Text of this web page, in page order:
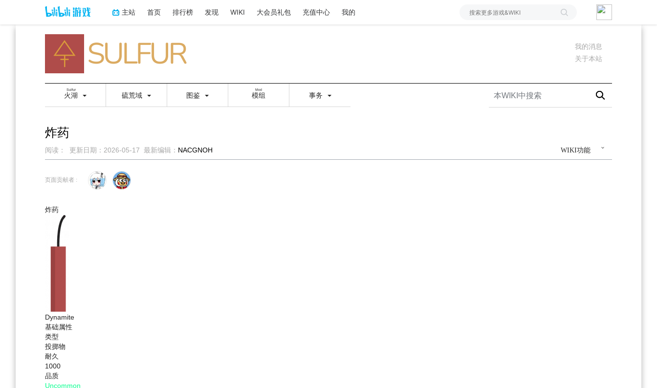
主站 首页 排行榜 发现 WIKI 大会员礼包 充值中心 我的
我的消息
关于本站
火湖
Sulfur
硫荒域 图鉴 模组
Mod
事务
炸药
WIKI功能
阅读： 更新日期： 2026-05-17 最新编辑： NACGNOH
到
到
页面贡献者 :
炸药
Dynamite
基础属性
类型
投掷物
耐久
1000
品质
Uncommon